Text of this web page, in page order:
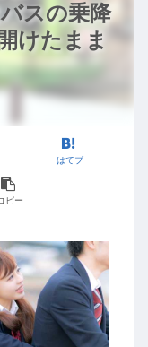
スの乗降
けたまま
はてブ
ピー